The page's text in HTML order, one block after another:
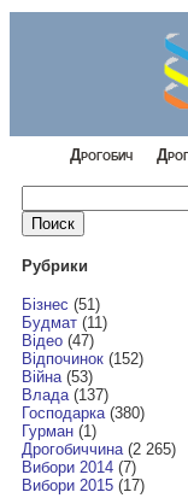
Дрогобич
Найти:
Рубрики
Бізнес (51)
Будмат(11)
Відео(47)
Відпочинок(152)
Війна(53)
Влада(137)
Господарка(380)
Гурман(1)
Дрогобиччина(2 265)
Вибори 2014(7)
Вибори 2015(17)